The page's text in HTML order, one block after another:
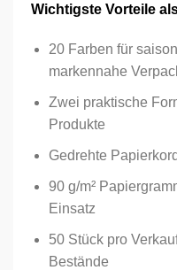
Wichtigste Vorteile
20 Farben für
markennahe
Zwei praktische
Produkte
Gedrehte
90 g/m²
Einsatz
50 Stück pro
Bestände